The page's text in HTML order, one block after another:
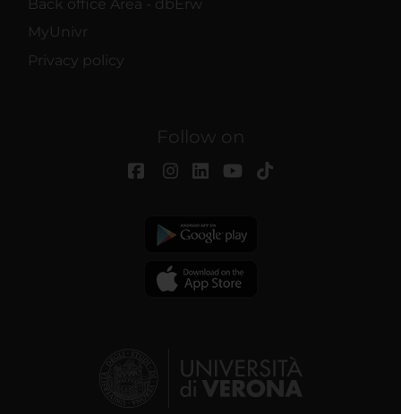
Back office Area - dbErw
MyUnivr
Privacy policy
Follow on